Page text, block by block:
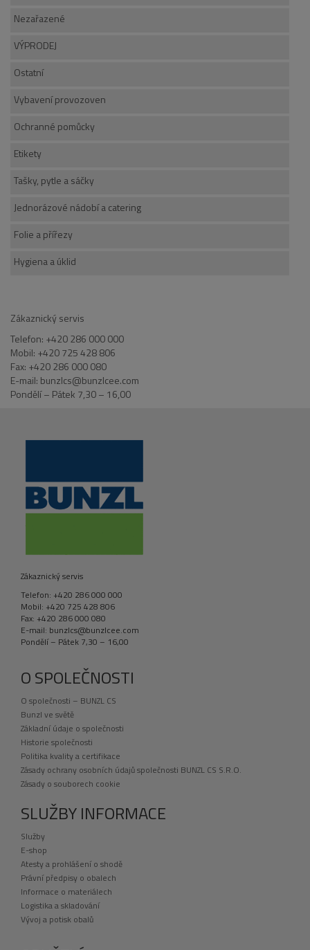
Nezařazené
VÝPRODEJ
Ostatní
Vybavení provozoven
Ochranné pomůcky
Etikety
Tašky, pytle a sáčky
Jednorázové nádobí a catering
Folie a přířezy
Hygiena a úklid
Zákaznický servis
Telefon: +420 286 000 000
Mobil: +420 725 428 806
Fax: +420 286 000 080
E-mail: bunzlcs@bunzlcee.com
Pondělí – Pátek 7,30 – 16,00
Zákaznický servis
Telefon: +420 286 000 000
Mobil: +420 725 428 806
Fax: +420 286 000 080
E-mail: bunzlcs@bunzlcee.com
Pondělí – Pátek 7,30 – 16,00
O SPOLEČNOSTI
O společnosti – BUNZL CS
Bunzl ve světě
Základní údaje o společnosti
Historie společnosti
Politika kvality a certifikace
Zásady ochrany osobních údajů společnosti BUNZL CS S.R.O.
Zásady o souborech cookie
SLUŽBY INFORMACE
Služby
E-shop
Atesty a prohlášení o shodě
Právní předpisy o obalech
Informace o materiálech
Logistika a skladování
Vývoj a potisk obalů